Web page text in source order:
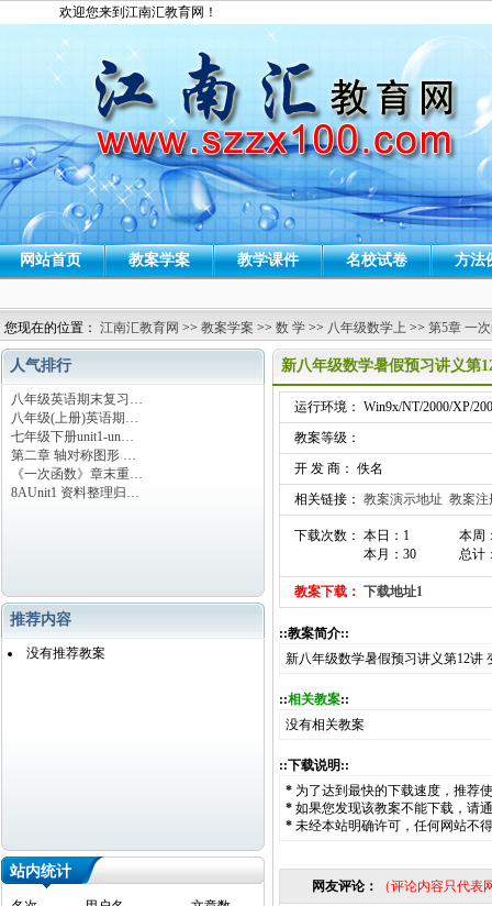
欢迎您来到江南汇教育网！
网站首页 教案学案 教学课件 名校试卷 方法
您现在的位置： 江南汇教育网 >> 教案学案 >> 数 学 >> 八年级数学上 >> 第5章 一
人气排行
八年级英语期末复习…
八年级(上册)英语期…
七年级下册unit1-un…
第二章 轴对称图形 …
《一次函数》章末重…
8AUnit1 资料整理归…
推荐内容
没有推荐教案
站内统计
新八年级数学暑假预习讲义第
运行环境： Win9x/NT/2000/XP/
教案等级：
开 发 商： 佚名
相关链接： 教案演示地址 教案注
下载次数： 本日：1
本月：30
本周
总计
教案下载： 下载地址1
::教案简介::
新八年级数学暑假预习讲义第12讲
::相关教案::
没有相关教案
::下载说明::
* 为了达到最快的下载速度，推荐
* 如果您发现该教案不能下载，请
* 未经本站明确许可，任何网站不
网友评论： （评论内容只代